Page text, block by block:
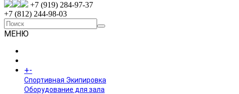
+7 (919) 284-97-37
+7 (812) 244-98-03
МЕНЮ
+-
Спортивная Экипировка
Оборудование для зала